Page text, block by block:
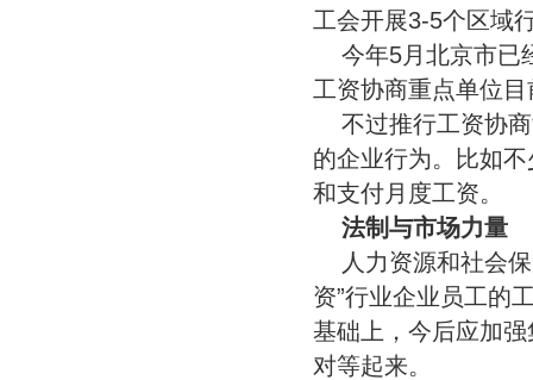
工会开展3-5个区域
今年5月北京市已
工资协商重点单位
不过推行工资协
的企业行为。比如
和支付月度工资。
法制与市场力量
人力资源和社会
资”行业企业员工的
基础上，今后应加
对等起来。